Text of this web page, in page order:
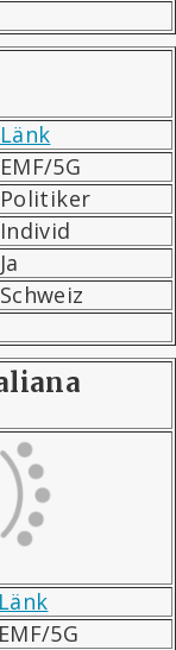
Länk
EMF/5G
Politiker
Individ
Ja
Schweiz
Länk
EMF/5G